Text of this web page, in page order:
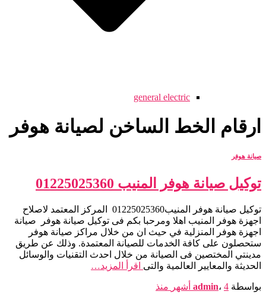
general electric
ارقام الخط الساخن لصيانة هوفر
صيانة هوفر
توكيل صيانة هوفر المنيب 01225025360
توكيل صيانة هوفر المنيب01225025360 المركز المعتمد لاصلاح
اجهزة هوفر المنيب اهلا ومرحبا بكم فى توكيل صيانة هوفر صيانة
اجهزة هوفر المنزلية في حيث ان من خلال مراكز صيانة هوفر
ستحصلون على كافة الخدمات للصيانة المعتمدة. وذلك عن طريق
مدينتي المختصين فى الصيانة من خلال احدث التقنيات والوسائل
الحديثة والمعايير العالمية والتى اقرأ المزيد…
بواسطة admin، 4 أشهر منذ